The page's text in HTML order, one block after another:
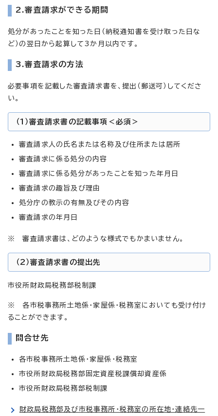
2.審査請求ができる期間
処分があったことを知った日（納税通知書を受け取った日な
ど）の翌日から起算して3か月以内です。
3.審査請求の方法
必要事項を記載した審査請求書を、提出（郵送可）してくださ
い。
（1）審査請求書の記載事項＜必須＞
審査請求人の氏名または名称及び住所または居所
審査請求に係る処分の内容
審査請求に係る処分があったことを知った年月日
審査請求の趣旨及び理由
処分庁の教示の有無及びその内容
審査請求の年月日
※ 審査請求書は、どのような様式でもかまいません。
（2）審査請求書の提出先
市役所財政局税務部税制課
※ 各市税事務所土地係・家屋係・税務室においても受け付け
ることができます。
問合せ先
各市税事務所土地係・家屋係・税務室
市役所財政局税務部固定資産税課償却資産係
市役所財政局税務部税制課
財政局税務部及び市税事務所・税務室の所在地・連絡先一